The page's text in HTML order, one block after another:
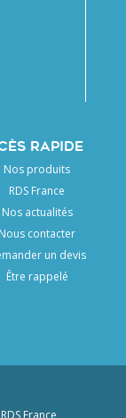
RAPIDE
Nos produits
RDS France
Nos actualités
Nous contacter
un devis
Être rappelé
France